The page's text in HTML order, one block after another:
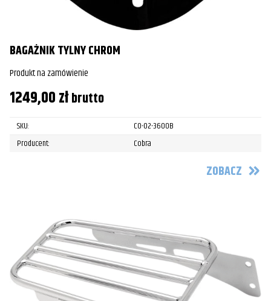
BAGAŻNIK TYLNY CHROM
Produkt na zamówienie
1249,00złbrutto
SKU:
CO-02-3600B
Producent:
Cobra
ZOBACZ